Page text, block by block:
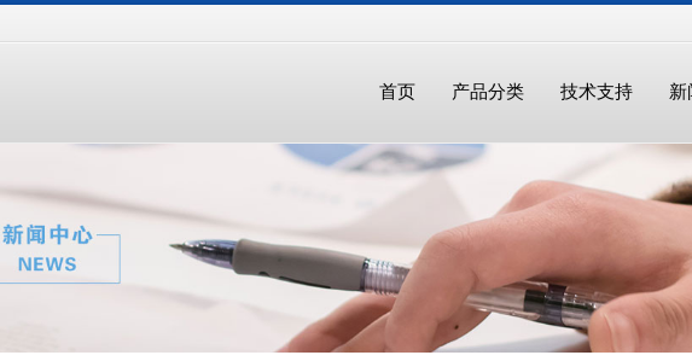
首页 产品分类 技术支持 新